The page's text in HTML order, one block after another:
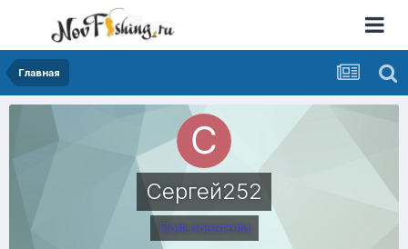
Главная
Сергей252
Пользователи